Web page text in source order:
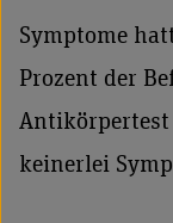
Symptome
Prozent der
Antikörpertest
keinerlei